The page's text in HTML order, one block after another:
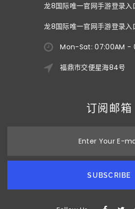
龙8国际唯一官网手游登录入
龙8国际唯一官网手游登录入
Mon-Sat: 07:00AM -
福鼎市交便星海84号
订阅邮箱
Enter Your E-
SUBSCRIBE